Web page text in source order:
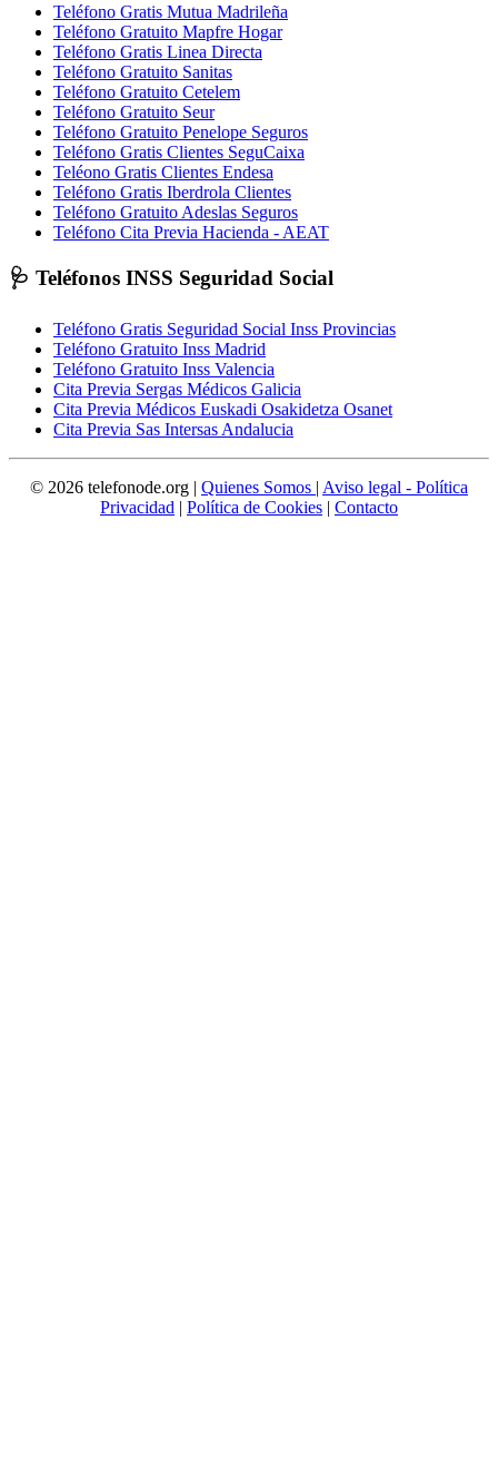
Teléfono Gratis Mutua Madrileña
Teléfono Gratuito Mapfre Hogar
Teléfono Gratis Linea Directa
Teléfono Gratuito Sanitas
Teléfono Gratuito Cetelem
Teléfono Gratuito Seur
Teléfono Gratuito Penelope Seguros
Teléfono Gratis Clientes SeguCaixa
Teléono Gratis Clientes Endesa
Teléfono Gratis Iberdrola Clientes
Teléfono Gratuito Adeslas Seguros
Teléfono Cita Previa Hacienda - AEAT
🩺 Teléfonos INSS Seguridad Social
Teléfono Gratis Seguridad Social Inss Provincias
Teléfono Gratuito Inss Madrid
Teléfono Gratuito Inss Valencia
Cita Previa Sergas Médicos Galicia
Cita Previa Médicos Euskadi Osakidetza Osanet
Cita Previa Sas Intersas Andalucia
© 2026 telefonode.org | Quienes Somos | Aviso legal - Política
Privacidad | Política de Cookies | Contacto